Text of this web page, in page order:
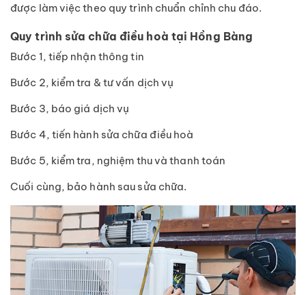
được làm việc theo quy trình chuẩn chỉnh chu đáo.
Quy trình sửa chữa điều hoà tại Hồng Bàng
Bước 1, tiếp nhận thông tin
Bước 2, kiểm tra & tư vấn dịch vụ
Bước 3, báo giá dịch vụ
Bước 4, tiến hành sửa chữa điều hoà
Bước 5, kiểm tra, nghiệm thu và thanh toán
Cuối cùng, bảo hành sau sửa chữa.